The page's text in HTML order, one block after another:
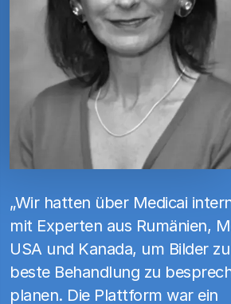
„Wir hatten über Medicai
mit Experten aus Rumänien,
USA und Kanada, um Bilder
beste Behandlung zu
planen. Die Plattform war ein